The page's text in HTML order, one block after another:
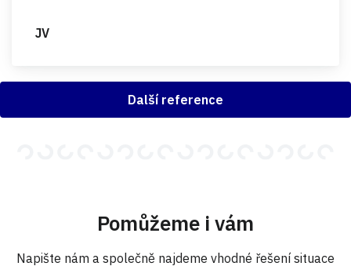
JV
Další reference
Pomůžeme i vám
Napište nám a společně najdeme vhodné řešení situace